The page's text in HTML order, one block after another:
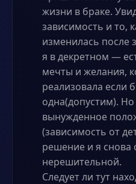
жизни в браке.
зависимость и то,
изменилась после
я в декретном —
мечты и желания,
реализовала если
одна(допустим).
вынужденное
(зависимость от
решение и я снова
нерешительной.
Следует ли тут